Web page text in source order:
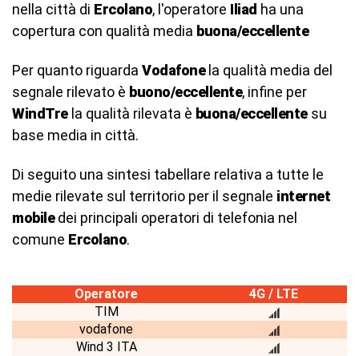
nella città di Ercolano, l'operatore Iliad ha una
copertura con qualità media buona/eccellente
Per quanto riguarda Vodafonela qualità media del
segnale rilevato è buono/eccellente, infine per
WindTrela qualità rilevata è buona/eccellentesu
base media in città.
Di seguito una sintesi tabellare relativa a tutte le
medie rilevate sul territorio per il segnale internet
mobiledei principali operatori di telefonia nel
comune Ercolano.
Operatore
4G / LTE
TIM
vodafone
Wind 3 ITA